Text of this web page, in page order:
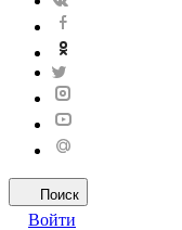
Поиск
Войти